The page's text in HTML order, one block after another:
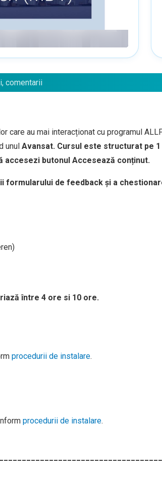
comentarii
care au mai interacționat cu programul
unul Avansat. Cursul este structurat pe 1
accesezi butonul Accesează conținut.
formularului de feedback și a
între 4 ore si 10 ore.
procedurii de instalare.
procedurii de instalare.